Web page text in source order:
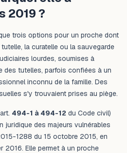
2019 ?
trois options pour un proche dont
la curatelle ou la sauvegarde
lourdes, soumises à
des tutelles, parfois confiées à un
inconnu de la famille. Des
s'y trouvaient prises au piège.
494-1 à 494-12 du Code civil)
juridique des majeurs vulnérables
1288 du 15 octobre 2015, en
2016. Elle permet à un proche